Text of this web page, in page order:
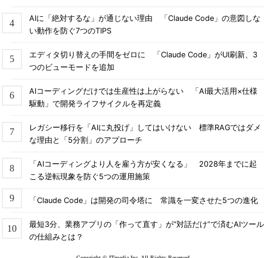
AIに「絶対するな」が通じない理由 「Claude Code」の意図しな
い動作を防ぐ7つのTIPS
エディタ切り替えの手間をゼロに 「Claude Code」がUI刷新、3
つのビューモードを追加
AIコーディングだけでは生産性は上がらない 「AI最大活用×仕様
駆動」で開発ライフサイクルを再定義
レガシー移行を「AIに丸投げ」してはいけない 標準RAGではダメ
な理由と「5分割」のアプローチ
「AIコーディングより人を雇う方が安くなる」 2028年までに起
こる逆転現象を防ぐ5つの運用施策
「Claude Code」は開発の司令塔に 常識を一変させた5つの進化
最短3分、業務アプリの「作って直す」が“対話だけ”で済むAIツール
の仕組みとは？